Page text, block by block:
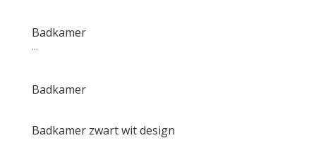
Badkamer
...
Badkamer
Badkamer zwart wit design